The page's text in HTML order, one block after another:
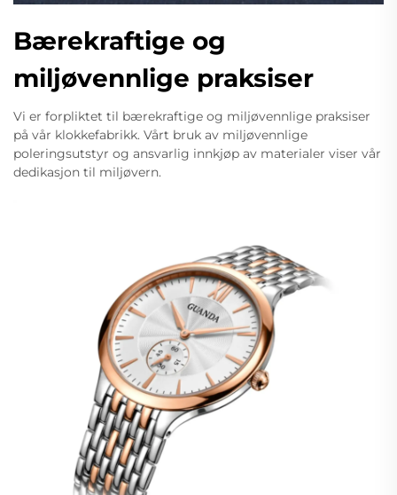
Bærekraftige og
miljøvennlige praksiser
Vi er forpliktet til bærekraftige og miljøvennlige praksiser
på vår klokkefabrikk. Vårt bruk av miljøvennlige
poleringsutstyr og ansvarlig innkjøp av materialer viser vår
dedikasjon til miljøvern.